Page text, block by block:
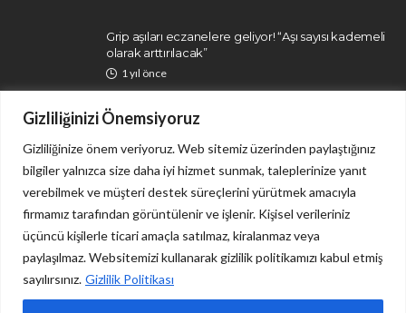
Gizliliğinizi Önemsiyoruz
Gizliliğinize önem veriyoruz. Web sitemiz üzerinden paylaştığınız
bilgiler yalnızca size daha iyi hizmet sunmak, taleplerinize yanıt
verebilmek ve müşteri destek süreçlerini yürütmek amacıyla
firmamız tarafından görüntülenir ve işlenir. Kişisel verileriniz
üçüncü kişilerle ticari amaçla satılmaz, kiralanmaz veya
paylaşılmaz. Websitemizi kullanarak gizlilik politikamızı kabul etmiş
sayılırsınız. Gizlilik Politikası
Grip aşıları eczanelere geliyor! “Aşı sayısı kademeli
olarak arttırılacak”
1 yıl önce
İletişim Gizlilik Politikası
Sitemizdeki tüm içerikler yalnızca bilgi ve haber niteliği taşımakta olup, herhangi bir tedavi